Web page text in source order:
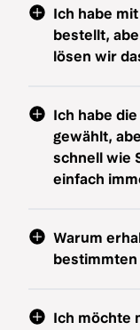
Ich habe
bestellt,
lösen wir
Ich habe
gewählt,
schnell wie
einfach
Warum
Ich möchte